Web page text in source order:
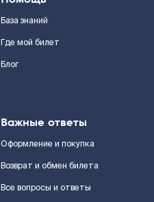
База знаний
Где мой билет
Блог
Важные ответы
Оформление и покупка
Возврат и обмен билета
Все вопросы и ответы